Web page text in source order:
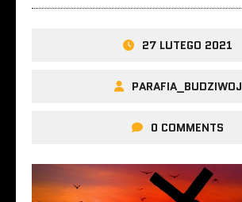
27 LUTEGO 2021
PARAFIA_BUDZIWOJ
0 COMMENTS